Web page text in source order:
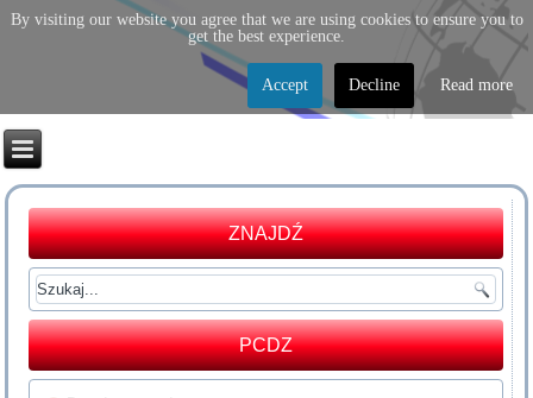
ZNAJDŹ
PCDZ
By visiting our website you agree that we are using cookies to ensure you to
get the best experience.
Accept Decline Read more